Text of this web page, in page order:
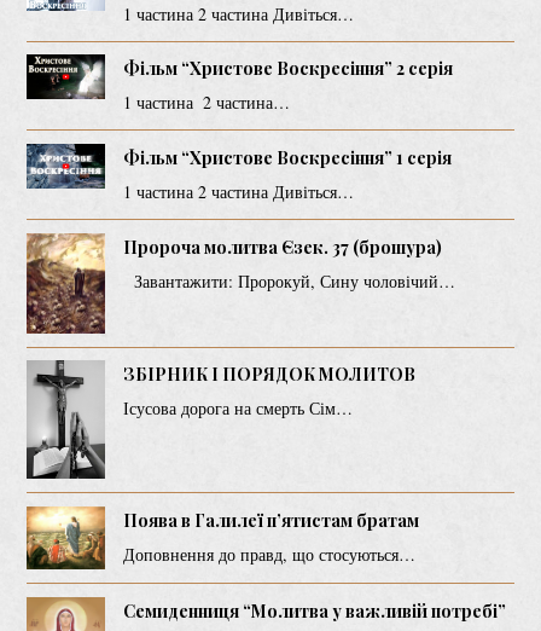
1 частина 2 частина Дивіться…
Фільм “Христове Воскресіння” 2 серія
1 частина 2 частина…
Фільм “Христове Воскресіння” 1 серія
1 частина 2 частина Дивіться…
Пророча молитва Єзек. 37 (брошура)
Завантажити: Пророкуй, Сину чоловічий…
ЗБІРНИК І ПОРЯДОК МОЛИТОВ
Ісусова дорога на смерть Сім…
Поява в Галилеї п’ятистам братам
Доповнення до правд, що стосуються…
Семиденниця “Молитва у важливій потребі”